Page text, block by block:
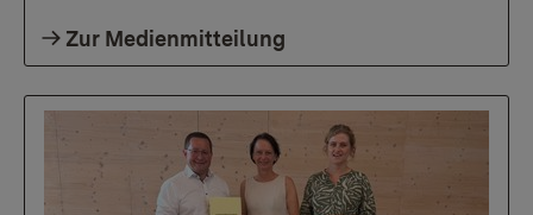
Zur Medienmitteilung